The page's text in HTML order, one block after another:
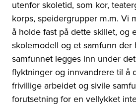
utenfor skoletid, som kor,
korps, speidergrupper m.m. Vi
å holde fast på dette skillet, og
skolemodell og et samfunn der
samfunnet legges inn under
flyktninger og innvandrere til å
frivillige arbeidet og sivile
forutsetning for en vellykket